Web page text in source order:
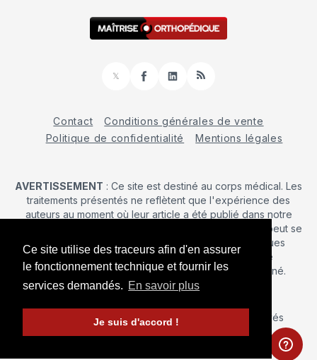
Ce site utilise des traceurs afin d'en assurer
le fonctionnement technique et fournir les
services demandés. En savoir plus
Je suis d'accord !
𝕏
FacebookLinkedInRSS
Contact
Conditions générales de vente
Politique de confidentialité
Mentions légales
AVERTISSEMENT : Ce site est destiné au corps médical. Les
traitements présentés ne reflètent que l'expérience des
auteurs au moment où leur article a été publié dans notre
journal. La décision d’une intervention chirurgicale ne peut se
prendre qu'après un examen clinique. Les techniques
publiées ici ne sauraient justifier une quelconque
revendication de la part d'un soignant ou d'un soigné.
© 2026 Maîtrise Orthopédique – Tous droits réservés